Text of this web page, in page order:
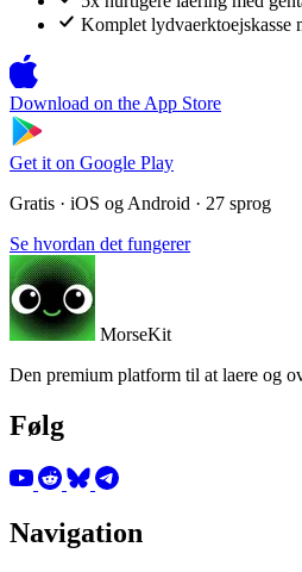
Komplet lydvaerktoejskasse
Download on the App Store
Get it on Google Play
Gratis · iOS og Android · 27 sprog
Se hvordan det fungerer
MorseKit
Den premium platform til at laere og
Følg
Navigation